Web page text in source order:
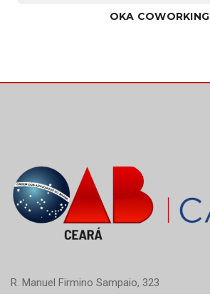
OKA COWORKING
R. Manuel Firmino Sampaio, 323